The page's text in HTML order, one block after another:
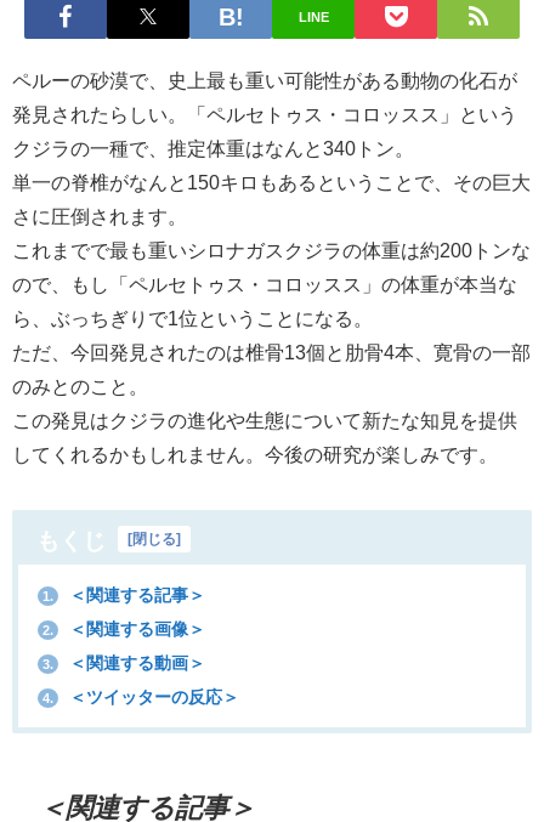
LINE
ペルーの砂漠で、史上最も重い可能性がある動物の化石が
発見されたらしい。「ペルセトゥス・コロッスス」という
クジラの一種で、推定体重はなんと340トン。
単一の脊椎がなんと150キロもあるということで、その巨大
さに圧倒されます。
これまでで最も重いシロナガスクジラの体重は約200トンな
ので、もし「ペルセトゥス・コロッスス」の体重が本当な
ら、ぶっちぎりで1位ということになる。
ただ、今回発見されたのは椎骨13個と肋骨4本、寛骨の一部
のみとのこと。
この発見はクジラの進化や生態について新たな知見を提供
してくれるかもしれません。今後の研究が楽しみです。
もくじ [閉じる]
1. ＜関連する記事＞
2. ＜関連する画像＞
3. ＜関連する動画＞
4. ＜ツイッターの反応＞
＜関連する記事＞